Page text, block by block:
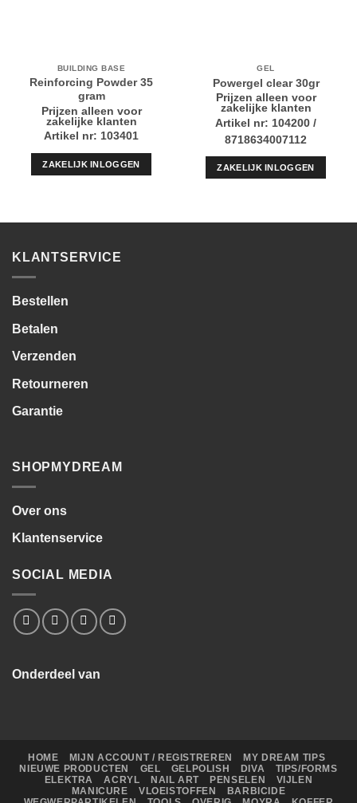
BUILDING BASE
Reinforcing Powder 35
gram
Prijzen alleen voor
zakelijke klanten
Artikel nr: 103401
ZAKELIJK INLOGGEN
GEL
Powergel clear 30gr
Prijzen alleen voor
zakelijke klanten
Artikel nr: 104200 /
8718634007112
ZAKELIJK INLOGGEN
KLANTSERVICE
Bestellen
Betalen
Verzenden
Retourneren
Garantie
SHOPMYDREAM
Over ons
Klantenservice
SOCIAL MEDIA
Onderdeel van
HOME MIJN ACCOUNT / REGISTREREN
MY DREAM TIPS
NIEUWE PRODUCTEN
GEL GELPOLISH DIVA
TIPS/FORMS
ELEKTRA
ACRYL NAIL ART PENSELEN
VIJLEN
MANICURE
VLOEISTOFFEN
BARBICIDE